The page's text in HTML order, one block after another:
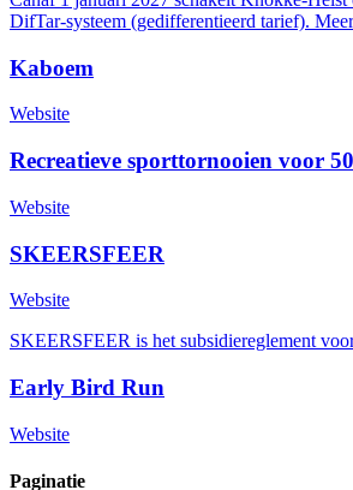
DifTar-systeem (gedifferentieerd tarief).
Kaboem
Website
Recreatieve sporttornooien voor
Website
SKEERSFEER
Website
SKEERSFEER is het subsidiereglement
Early Bird Run
Website
Paginatie